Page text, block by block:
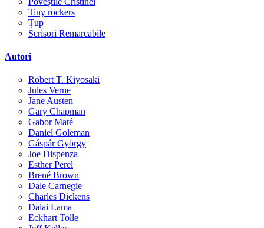
Tiny rockers
Țup
Scrisori Remarcabile
Autori
Robert T. Kiyosaki
Jules Verne
Jane Austen
Gary Chapman
Gabor Maté
Daniel Goleman
Gáspár György
Joe Dispenza
Esther Perel
Brené Brown
Dale Carnegie
Charles Dickens
Dalai Lama
Eckhart Tolle